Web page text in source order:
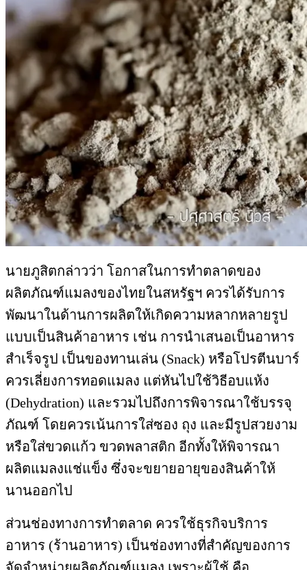
นายภูสิตกล่าวว่า โอกาสในการทำตลาดของ
ผลิตภัณฑ์แมลงของไทยในสหรัฐฯ ควรได้รับการ
พัฒนาในด้านการผลิตให้เกิดความหลากหลายรูป
แบบเป็นสินค้าอาหาร เช่น การนำเสนอเป็นอาหาร
สำเร็จรูป เป็นของทานเล่น (Snack) หรือโปรตีนบาร์
ควรเลี่ยงการทอดแมลง แต่หันไปใช้วิธีอบแห้ง
(Dehydration) และรวมไปถึงการพิจารณาใช้บรรจุ
ภัณฑ์ โดยควรเน้นการใส่ซอง ถุง และมีรูปสวยงาม
หรือใส่ขวดแก้ว ขวดพลาสติก อีกทั้งให้พิจารณา
ผลิตแมลงแช่แข็ง ซึ่งจะขยายอายุของสินค้าให้
นานออกไป
ส่วนช่องทางการทำตลาด ควรใช้ธุรกิจบริการ
อาหาร (ร้านอาหาร) เป็นช่องทางที่สำคัญของการ